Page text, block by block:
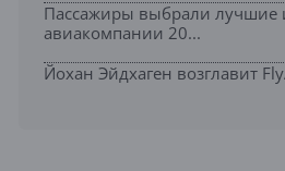
Пассажиры выбрали лучшие
авиакомпании 20...
Йохан Эйдхаген возглавит